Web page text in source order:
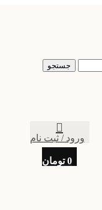
جستجو
ورود / ثبت نام
0 تومان